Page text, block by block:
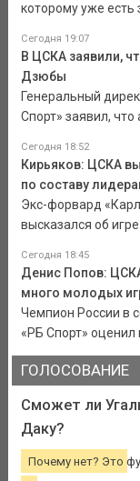
которому уже есть
Сегодня 19:07
В ЦСКА заявили,
Дзюбы
Генеральный
Спорт» заявил, что
Сегодня 18:52
Кирьяков: ЦСКА
по составу
Экс-форвард
высказался об игре
Сегодня 18:45
Денис Попов:
много молодых
Чемпион России в
«РБ Спорт» оценил
ГОЛОСОВАНИЕ
Сможет ли
Даку?
Почему нет? Это